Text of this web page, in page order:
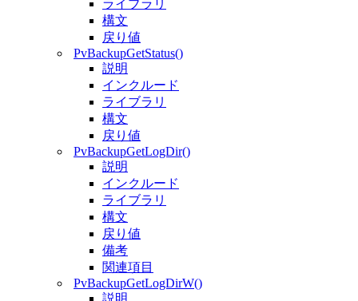
ライブラリ
構文
戻り値
PvBackupGetStatus()
説明
インクルード
ライブラリ
構文
戻り値
PvBackupGetLogDir()
説明
インクルード
ライブラリ
構文
戻り値
備考
関連項目
PvBackupGetLogDirW()
説明